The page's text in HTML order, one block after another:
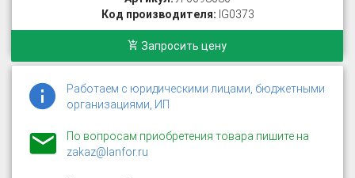
Код производителя: IG0373
Запросить цену
Работаем с юридическими лицами, бюджетными
организациями, ИП
По вопросам приобретения товара пишите на
zakaz@lanfor.ru